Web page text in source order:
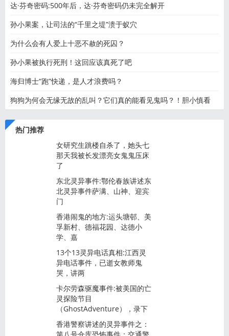
达·芬奇密码:500年后，达·芬奇密码仍未完全解开
孙小果案，让司法的“千里之堤”溃于蚁穴
为什么会有人爱上十恶不赦的死囚？
孙小果被执行死刑！这回应该真死了吧
海归博士“跑”快递，是人才浪费吗？
狗狗为何会无缘无故的乱叫？它们真的能看见鬼吗？！胆小慎看
热门推荐
女研究生跳楼自杀了，她头七
那天我被长发漂亮女鬼鬼压床
了
东北灵异事件:鄂伦春族讲述东
北灵异事件萨满、山神、迎宾
门
香港闹鬼的地方:运头塘邨、美
孚新村、德福花园、达德小
学、嘉
13个13灵异电话真相:江西灵
异电话事件，已逝女教师鬼
哭，讲两
卡尔劳森驱魔事件:被美国的亡
灵探险节目
（GhostAdventure），录下
香港警察讲述的灵异事件之：